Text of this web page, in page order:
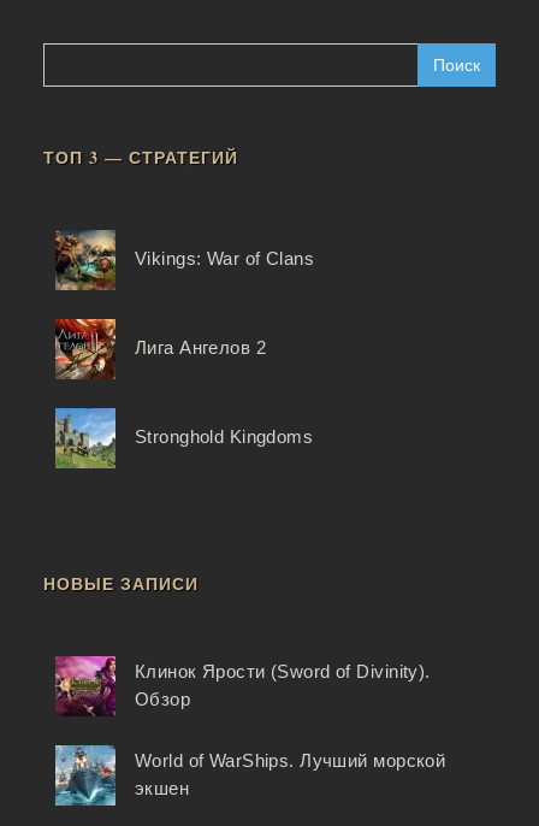
ТОП 3 — СТРАТЕГИЙ
Vikings: War of Clans
Лига Ангелов 2
Stronghold Kingdoms
НОВЫЕ ЗАПИСИ
Клинок Ярости (Sword of Divinity).
Обзор
World of WarShips. Лучший морской
экшен